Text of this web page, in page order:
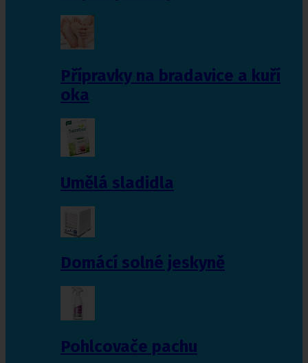
Přípravky na bradavice a kuří
oka
Umělá sladidla
Domácí solné jeskyně
Pohlcovače pachu